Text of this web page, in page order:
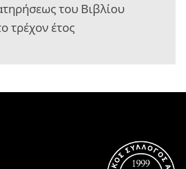
του Βιβλίου
τρέχον έτος